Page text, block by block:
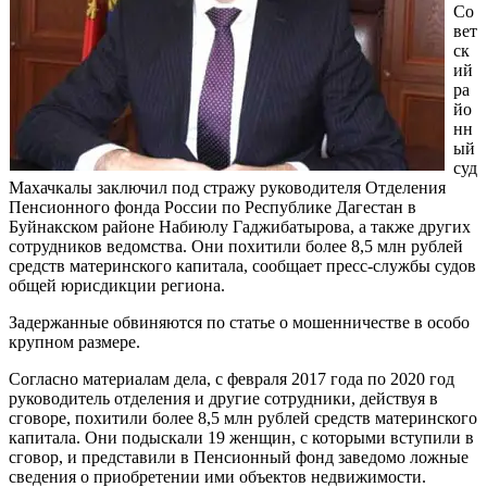
Со
вет
ск
ий
ра
йо
нн
ый
суд
Махачкалы заключил под стражу руководителя Отделения
Пенсионного фонда России по Республике Дагестан в
Буйнакском районе Набиюлу Гаджибатырова, а также других
сотрудников ведомства. Они похитили более 8,5 млн рублей
средств материнского капитала, сообщает пресс-службы судов
общей юрисдикции региона.
Задержанные обвиняются по статье о мошенничестве в особо
крупном размере.
Согласно материалам дела, с февраля 2017 года по 2020 год
руководитель отделения и другие сотрудники, действуя в
сговоре, похитили более 8,5 млн рублей средств материнского
капитала. Они подыскали 19 женщин, с которыми вступили в
сговор, и представили в Пенсионный фонд заведомо ложные
сведения о приобретении ими объектов недвижимости.